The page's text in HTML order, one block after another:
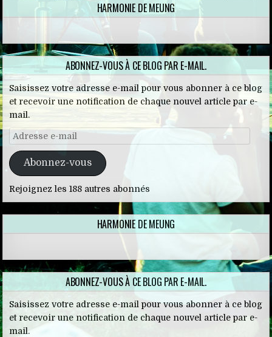
HARMONIE DE MEUNG
ABONNEZ-VOUS À CE BLOG PAR E-MAIL.
Saisissez votre adresse e-mail pour vous abonner à ce blog
et recevoir une notification de chaque nouvel article par e-
mail.
Adresse e-mail
Abonnez-vous
Rejoignez les 188 autres abonnés
HARMONIE DE MEUNG
ABONNEZ-VOUS À CE BLOG PAR E-MAIL.
Saisissez votre adresse e-mail pour vous abonner à ce blog
et recevoir une notification de chaque nouvel article par e-
mail.